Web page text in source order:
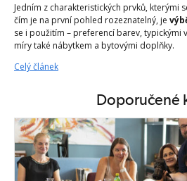
Jedním z charakteristických prvků, kterými
čím je na první pohled rozeznatelný, je
se i použitím – preferencí barev, typickými
míry také nábytkem a bytovými doplňky.
Celý článek
Doporučené